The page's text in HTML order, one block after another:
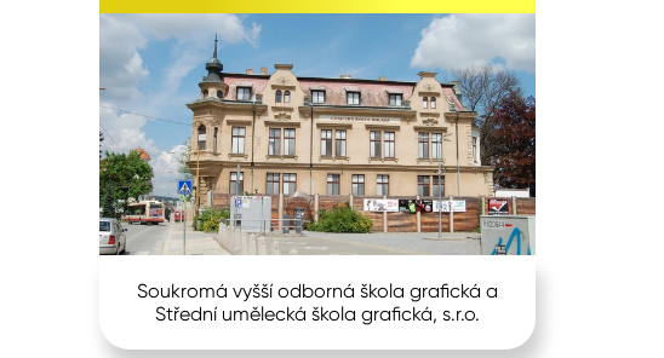
Soukromá vyšší odborná škola grafická a
Střední umělecká škola grafická, s.r.o.